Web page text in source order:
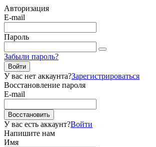
Авторизация
E-mail
Пароль
Забыли пароль?
Войти
У вас нет аккаунта?Зарегистрироваться
Восстановление пароля
E-mail
Восстановить
У вас есть аккаунт?Войти
Напишите нам
Имя